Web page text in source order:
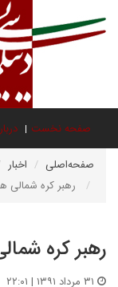
صفحه نخست
صفحه‌اصلی اخبار
رهبر کره شمالی
رهبر کره